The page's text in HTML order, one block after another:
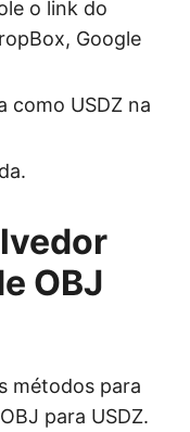
o link do
Google
como USDZ na
OBJ
métodos para
para USDZ.